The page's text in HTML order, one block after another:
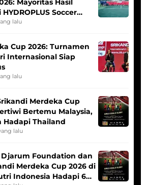
Mayoritas Hasil
Soccer
lalu
Cup 2026: Turnamen
Internasional Siap
lalu
Merdeka Cup
Bertemu Malaysia,
Hadapi Thailand
lalu
Foundation dan
Merdeka Cup 2026 di
Indonesia Hadapi 6